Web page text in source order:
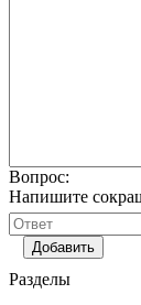
Вопрос:
Напишите
Добавить
Разделы